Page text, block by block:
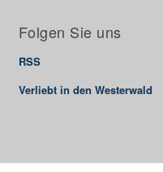
Folgen Sie uns
RSS
Verliebt in den Westerwald